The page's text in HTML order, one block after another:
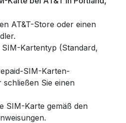
AT&T-Store oder einen
Kartentyp (Standard,
SIM-Karten-
Sie einen
SIM-Karte gemäß den